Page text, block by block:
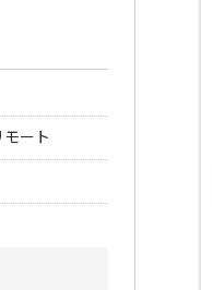
ート